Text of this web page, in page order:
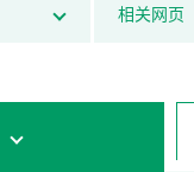
相关网页